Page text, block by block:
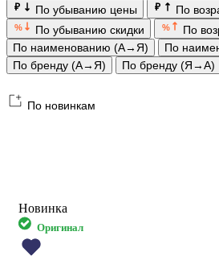
₽ По убыванию цены ₽ По
% По убыванию скидки %
По
По наименованию (А→Я)
По
По бренду (А→Я)
По бренду (Я→А)
По новинкам
Новинка
Оригинал